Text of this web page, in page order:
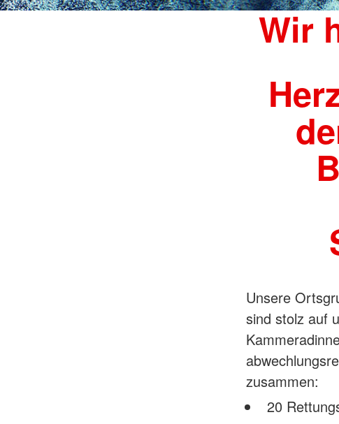
Wir
Unsere
sind stolz auf
zusammen:
20